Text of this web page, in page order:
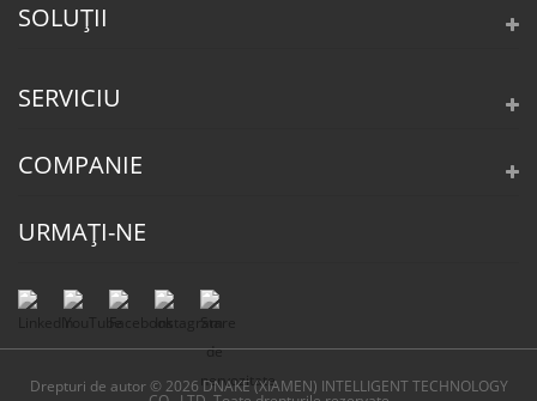
SOLUȚII
SERVICIU
COMPANIE
URMAȚI-NE
Drepturi de autor © 2026 DNAKE (XIAMEN) INTELLIGENT TECHNOLOGY